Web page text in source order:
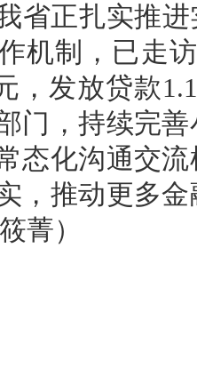
省正扎实推
机制，已走
，发放贷款
门，持续完
态化沟通交
，推动更多
菁）